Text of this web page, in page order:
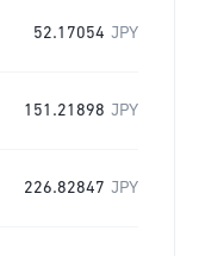
52.17054 JPY
151.21898 JPY
226.82847 JPY